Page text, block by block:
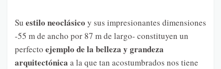
Su estilo neoclásico y sus impresionantes dimensiones
-55 m de ancho por 87 m de largo- constituyen un
perfecto ejemplo de la belleza y grandeza
arquitectónica a la que tan acostumbrados nos tiene